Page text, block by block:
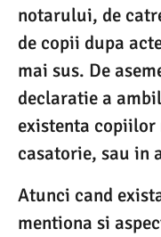
notarului, de
de copii dupa
mai sus. De
declaratie a
existenta
casatorie, sau in
Atunci cand
mentiona si